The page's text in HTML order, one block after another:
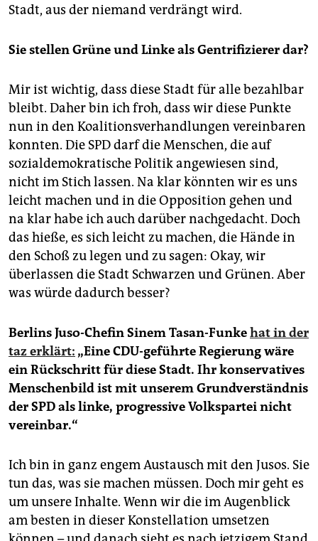
Stadt, aus der niemand verdrängt wird.
Sie stellen Grüneund Linkeals Gentrifizierer dar?
Mir ist wichtig, dass diese Stadt für alle bezahlbar
bleibt. Daher bin ich froh, dass wir diese Punkte
nun in den Koalitionsverhandlungen vereinbaren
konnten. Die SPD darf die Menschen, die auf
sozialdemokratische Politik angewiesen sind,
nicht im Stich lassen. Na klar könnten wir es uns
leicht machen und in die Opposition gehen und
na klar habe ich auch darüber nachgedacht. Doch
das hieße, es sich leicht zu machen, die Hände in
den Schoß zu legen und zu sagen: Okay, wir
überlassen die Stadt Schwarzen und Grünen. Aber
was würde dadurch besser?
Berlins Juso-Chefin Sinem Tasan-Funkehat in der
taz erklärt: „Eine CDU-geführte Regierung wäre
ein Rückschritt für diese Stadt. Ihr konservatives
Menschenbild ist mit unserem Grundverständnis
der SPD als linke, progressive Volkspartei nicht
vereinbar.“
Ich bin in ganz engem Austausch mit den Jusos. Sie
tun das, was sie machen müssen. Doch mir geht es
um unsere Inhalte. Wenn wir die im Augenblick
am besten in dieser Konstellation umsetzen